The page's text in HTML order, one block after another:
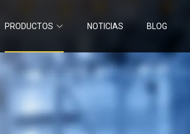
PRODUCTOS NOTICIAS BLOG